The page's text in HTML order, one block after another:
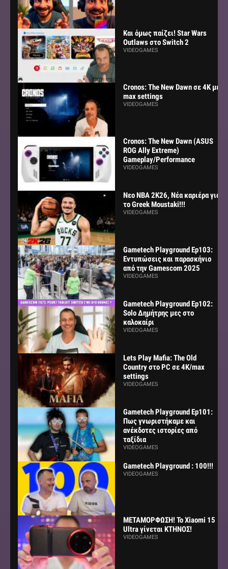
Και όμως παίζει! Star Wars
Outlaws στο Switch 2
VIDEOGAMES
Cronos: The New Dawn σε 4K με
max settings
VIDEOGAMES
Cronos: The New Dawn (ASUS
ROG Ally Extreme)
Gameplay/Performance
VIDEOGAMES
Νεο NBA 2K26, Νέα καριέρα για
το Greek Moustaki!!!
VIDEOGAMES
Gametech Playground Ep103:
Εντυπώσεις και παρασκήνιο
από την Gamescom 2025
VIDEOGAMES
Gametech Playground Ep102:
Solo Δημήτρης μες στο
καλοκαίρι
VIDEOGAMES
Lets Play Mafia: The Old
Country στο PC σε 4K/max
settings
VIDEOGAMES
Gametech Playground Ep101:
Πως γνωριστήκαμε και
ανέκδοτες ιστορίες από
ταξίδια
VIDEOGAMES
Gametech Playground : 100!!!
VIDEOGAMES
ΜΕΤΑΜΟΡΦΩΣΗ! Το Xiaomi 15
Ultra γίνεται ΚΤΗΝΟΣ!
VIDEOGAMES